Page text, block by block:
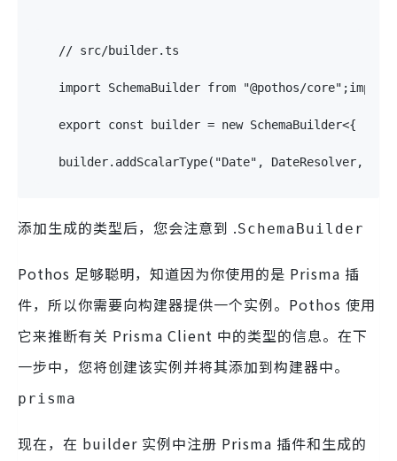
// src/builder.ts
import SchemaBuilder from "@pothos/core" ;import
export const builder = new SchemaBuilder<{
builder. addScalarType( "Date" , DateResolver,
添加生成的类型后，您会注意到 .SchemaBuilder
Pothos 足够聪明，知道因为你使用的是 Prisma 插
件，所以你需要向构建器提供一个实例。Pothos 使用
它来推断有关 Prisma Client 中的类型的信息。在下
一步中，您将创建该实例并将其添加到构建器中。
prisma
现在，在 builder 实例中注册 Prisma 插件和生成的